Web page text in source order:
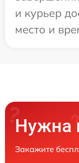
и курьер
место и
Нужна
Закажите